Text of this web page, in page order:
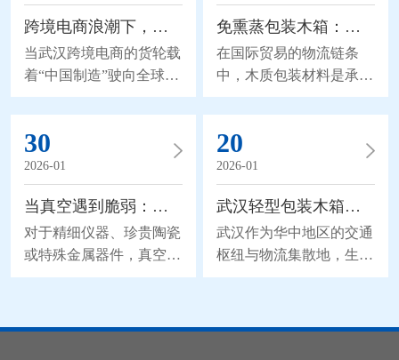
重则造成短路。武汉某包装企业研发的防潮方案
跨境电商浪潮下，武汉熏蒸包装木箱的“轻装上阵”之路
当武汉跨境电商的货轮载
着“中国制造”驶向全球，
包装环节正经历一场静默
的变革。传统的武汉熏蒸
包装木箱因体积庞大、周
转低效，逐渐难以适应小
批量、多批次的跨境运输
需求。而模块化设计、共
享包装池与快速通关服务
的兴起，正推动这一“老
行业”焕发新生机。 模块
免熏蒸包装木箱：畅通出口的绿色凭证
在国际贸易的物流链条
中，木质包装材料是承载
货物的基础。然而，未经
处理的天然木材可能成为
有害生物跨境传播的载
体，对输入国的农业与生
态安全构成威胁。为应对
此问题，国际植物保护公
约（IPPC）颁布了
ISPM15国际标准，对出
境木质包装实施检疫监
30
2026-01
当真空遇到脆弱：精细易碎物品的包装平衡术
对于精细仪器、珍贵陶瓷
或特殊金属器件，真空环
境是长期储存与远程运输
20
2026-01
武汉轻型包装木箱，冷链物流中的透气之选
武汉作为华中地区的交通
枢纽与物流集散地，生鲜
农产品流通量巨大。在复